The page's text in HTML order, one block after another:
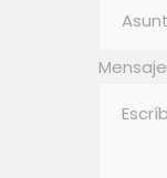
Mensaje